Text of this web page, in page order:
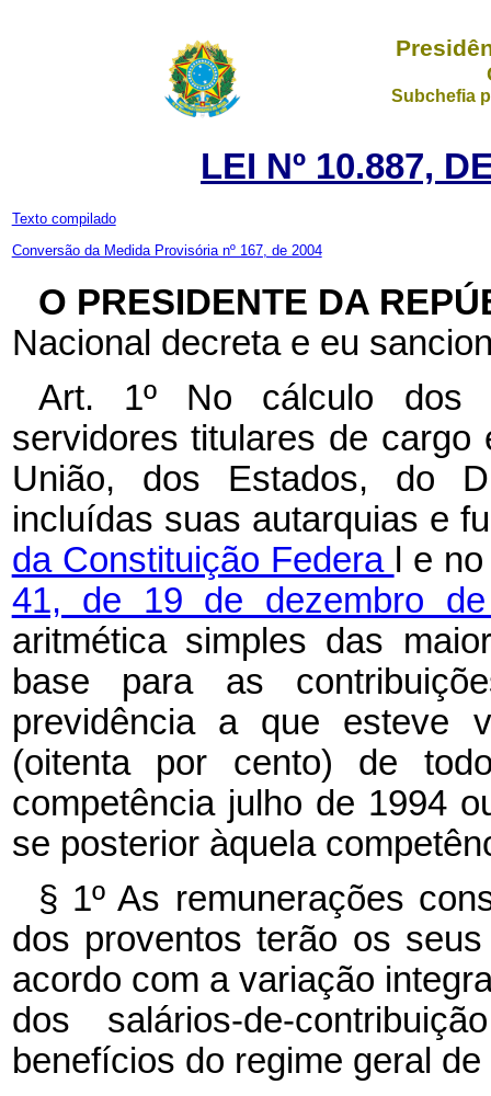
Subchefia
LEI Nº 10.887,
Texto compilado
Conversão da Medida Provisória nº 167, de 2004
O PRESIDENTE DA
Nacional decreta e eu
Art. 1º No cálculo dos
servidores titulares de
União, dos Estados, do
incluídas suas autarquias e
da Constituição Federa
l e
41, de 19 de dezembro
aritmética simples das
base para as
previdência a que esteve
(oitenta por cento) de
competência julho de 1994
se posterior àquela
§ 1º As remunerações
dos proventos terão os
acordo com a variação
dos salários-de-
benefícios do regime geral